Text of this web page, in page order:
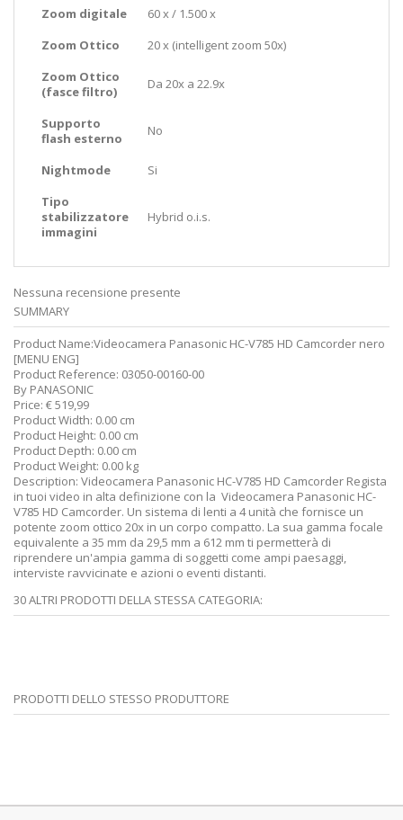
Zoom digitale
60 x / 1.500 x
Zoom Ottico
20 x (intelligent zoom 50x)
Zoom Ottico
(fasce filtro)
Da 20x a 22.9x
Supporto
flash esterno
No
Nightmode
Si
Tipo
stabilizzatore
immagini
Hybrid o.i.s.
Nessuna recensione presente
SUMMARY
Product Name:Videocamera Panasonic HC-V785 HD Camcorder nero
[MENU ENG]
Product Reference: 03050-00160-00
By PANASONIC
Price: €519,99
Product Width: 0.00 cm
Product Height: 0.00 cm
Product Depth: 0.00 cm
Product Weight: 0.00 kg
Description: Videocamera Panasonic HC-V785 HD Camcorder Regista
in tuoi video in alta definizione con la Videocamera Panasonic HC-
V785 HD Camcorder. Un sistema di lenti a 4 unità che fornisce un
potente zoom ottico 20x in un corpo compatto. La sua gamma focale
equivalente a 35 mm da 29,5 mm a 612 mm ti permetterà di
riprendere un'ampia gamma di soggetti come ampi paesaggi,
interviste ravvicinate e azioni o eventi distanti.
30 ALTRI PRODOTTI DELLA STESSA CATEGORIA:
PRODOTTI DELLO STESSO PRODUTTORE